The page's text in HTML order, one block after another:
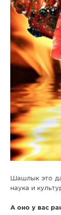
Шашлык это
наука и
А оно у вас